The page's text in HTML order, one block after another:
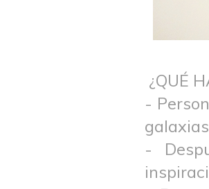
¿QUÉ
-
-